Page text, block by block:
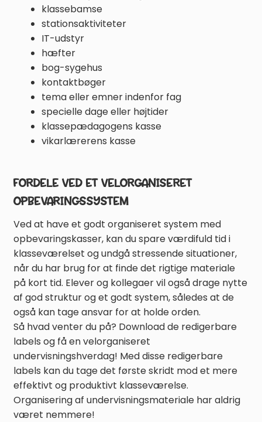
klassebamse
stationsaktiviteter
IT-udstyr
hæfter
bog-sygehus
kontaktbøger
tema eller emner indenfor fag
specielle dage eller højtider
klassepædagogens kasse
vikarlærerens kasse
FORDELE VED ET VELORGANISERET
OPBEVARINGSSYSTEM
Ved at have et godt organiseret system med
opbevaringskasser, kan du spare værdifuld tid i
klasseværelset og undgå stressende situationer,
når du har brug for at finde det rigtige materiale
på kort tid. Elever og kollegaer vil også drage nytte
af god struktur og et godt system, således at de
også kan tage ansvar for at holde orden.
Så hvad venter du på? Download de redigerbare
labels og få en velorganiseret
undervisningshverdag! Med disse redigerbare
labels kan du tage det første skridt mod et mere
effektivt og produktivt klasseværelse.
Organisering af undervisningsmateriale har aldrig
været nemmere!
Ved tilmelding giver du samtykke til at modtage
e-mails fra Teaching FUNtastic. Du kan afmelde
dig når som helst.